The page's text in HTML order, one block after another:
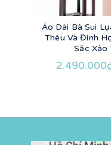
Áo Dài Bà Sui
Thêu Và Đính
Sắc Xảo